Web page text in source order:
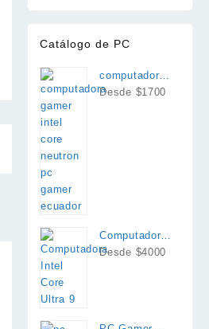
Catálogo de PC
computadora
intel i7
Desde $1700
Computadora
Intel Core
Desde $4000